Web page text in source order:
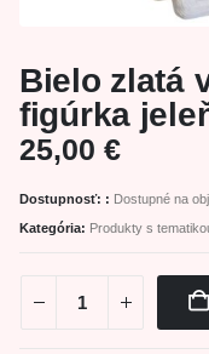
Bielo zlatá
figúrka
25,00 €
Dostupnosť: : Dostupné na
Kategória: Produkty s